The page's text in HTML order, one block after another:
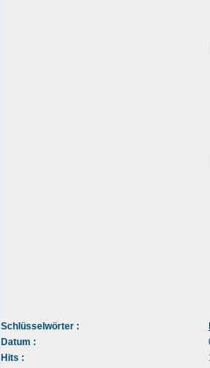
Schlüsselwörter :
Datum :
Hits :